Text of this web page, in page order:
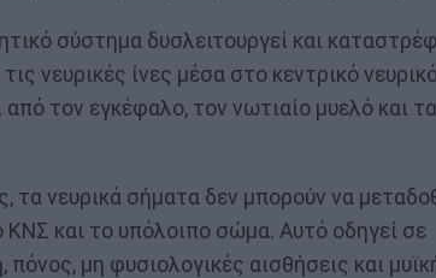
σύστημα δυσλειτουργεί και
νευρικές ίνες μέσα στο κεντρικό
τον εγκέφαλο, τον νωτιαίο μυελό και
τα νευρικά σήματα δεν μπορούν να
και το υπόλοιπο σώμα. Αυτό οδηγεί σε
μη φυσιολογικές αισθήσεις και